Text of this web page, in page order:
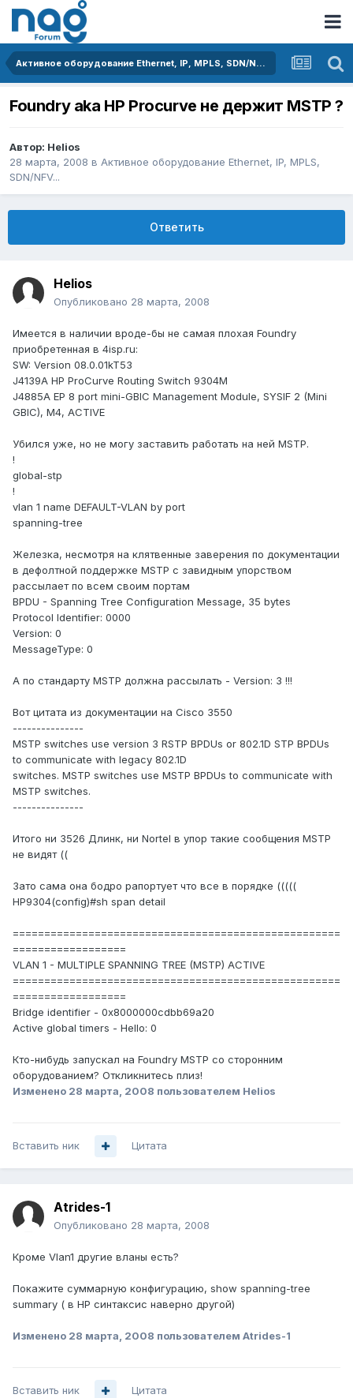
Активное оборудование Ethernet, IP, MPLS, SDN/NFV...
Foundry aka HP Procurve не держит MSTP ?
Автор: Helios
28 марта, 2008 в Активное оборудование Ethernet, IP, MPLS,
SDN/NFV...
Ответить
Helios
Опубликовано 28 марта, 2008
Имеется в наличии вроде-бы не самая плохая Foundry
приобретенная в 4isp.ru:
SW: Version 08.0.01kT53
J4139A HP ProCurve Routing Switch 9304M
J4885A EP 8 port mini-GBIC Management Module, SYSIF 2 (Mini
GBIC), M4, ACTIVE
Убился уже, но не могу заставить работать на ней MSTP.
!
global-stp
!
vlan 1 name DEFAULT-VLAN by port
spanning-tree
Железка, несмотря на клятвенные заверения по документации
в дефолтной поддержке MSTP с завидным упорством
рассылает по всем своим портам
BPDU - Spanning Tree Configuration Message, 35 bytes
Protocol Identifier: 0000
Version: 0
MessageType: 0
А по стандарту MSTP должна рассылать - Version: 3 !!!
Вот цитата из документации на Cisco 3550
---------------
MSTP switches use version 3 RSTP BPDUs or 802.1D STP BPDUs
to communicate with legacy 802.1D
switches. MSTP switches use MSTP BPDUs to communicate with
MSTP switches.
---------------
Итого ни 3526 Длинк, ни Nortel в упор такие сообщения MSTP
не видят ((
Зато сама она бодро рапортует что все в порядке (((((
HP9304(config)#sh span detail
====================================================
==================
VLAN 1 - MULTIPLE SPANNING TREE (MSTP) ACTIVE
====================================================
==================
Bridge identifier - 0x8000000cdbb69a20
Active global timers - Hello: 0
Кто-нибудь запускал на Foundry MSTP со сторонним
оборудованием? Откликнитесь плиз!
Изменено 28 марта, 2008 пользователем Helios
Вставить ник Цитата
Atrides-1
Опубликовано 28 марта, 2008
Кроме Vlan1 другие вланы есть?
Покажите суммарную конфигурацию, show spanning-tree
summary ( в HP синтаксис наверно другой)
Изменено 28 марта, 2008 пользователем Atrides-1
Вставить ник Цитата